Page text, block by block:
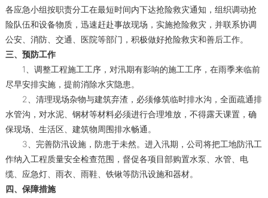
各应急小组按职责分工在最短时间内下达抢险救灾通知，组织调动抢
险队伍和设备物质，迅速赶赴事故现场，实施抢险救灾，并联系协调
公安、消防、交通、医院等部门，积极做好抢险救灾和善后工作。
三、预防工作
1、调整工程施工工序，对汛期有影响的施工工序，在雨季来临前
尽早安排实施，提前消除水灾隐患。
2、清理现场杂物与建筑弃渣，必须修筑临时排水沟，全面疏通排
水管沟，对水泥、钢材等材料必须进行合理堆放，不得露天课置，确
保现场、生活区、建筑物周围排水畅通。
3、完善防汛设施，防患于未然。进入汛期，公司将把工地防汛工
作纳入工程质量安全检查范围，督促各项目部购置水泵、水管、电
缆、应急灯、雨衣、雨鞋、铁锹等防汛设施和器材。
四、保障措施